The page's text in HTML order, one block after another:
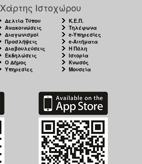
Χάρτης Ιστοχώρου
Δελτία Τύπου
Ανακοινώσεις
Διαγωνισμοί
Προσλήψεις
Διαβουλεύσεις
Εκδηλώσεις
Ο Δήμος
Υπηρεσίες
Κ.Ε.Π.
Τηλέφωνα
e-Υπηρεσίες
e-Αιτήματα
Η Πόλη
Ιστορία
Κνωσός
Μουσεία